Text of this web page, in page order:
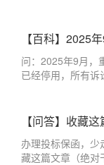
【百科】2025
问：2025年9月，
已经停用，所有
【问答】收藏
办理投标保函，
藏这篇文章（绝对